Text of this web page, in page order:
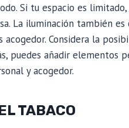
Si tu espacio es limitado,
La iluminación también es
Considera la
puedes añadir elementos
y acogedor.
TABACO